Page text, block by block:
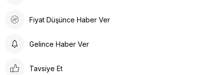
Fiyat Düşünce Haber Ver
Gelince Haber Ver
Tavsiye Et